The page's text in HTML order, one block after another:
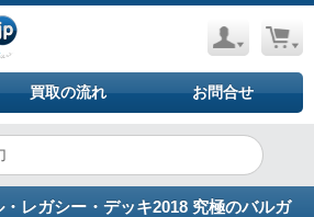
買取の流れ お問合せ
レガシー・デッキ2018 究極のバルガ